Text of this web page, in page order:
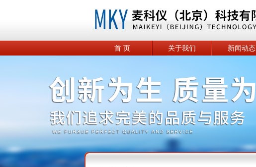
首 页 关于我们 新闻动态